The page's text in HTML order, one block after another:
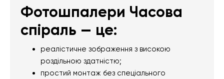
Фотошпалери Часова
спіраль — це:
реалістичне зображення з високою
роздільною здатністю;
простий монтаж без спеціального